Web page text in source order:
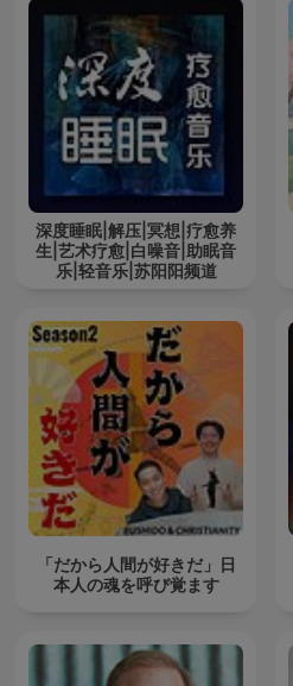
深度睡眠|解压|冥想|疗愈养
生|艺术疗愈|白噪音|助眠音
乐|轻音乐|苏阳阳频道
「だから人間が好きだ」日
本人の魂を呼び覚ます